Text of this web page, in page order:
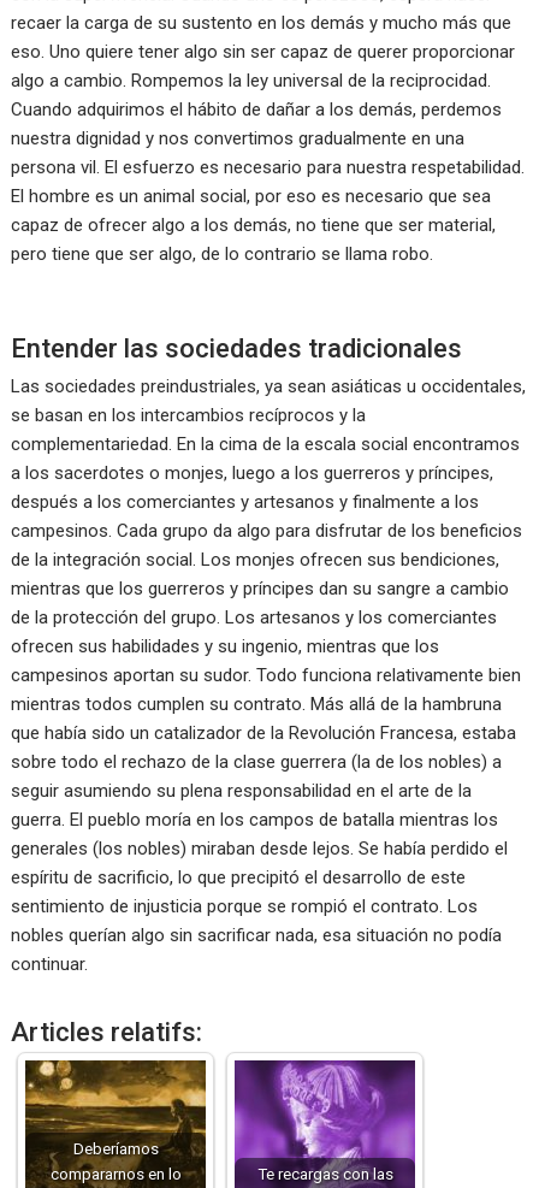
recaer la carga de su sustento en los demás y mucho más que
eso. Uno quiere tener algo sin ser capaz de querer proporcionar
algo a cambio. Rompemos la ley universal de la reciprocidad.
Cuando adquirimos el hábito de dañar a los demás, perdemos
nuestra dignidad y nos convertimos gradualmente en una
persona vil. El esfuerzo es necesario para nuestra respetabilidad.
El hombre es un animal social, por eso es necesario que sea
capaz de ofrecer algo a los demás, no tiene que ser material,
pero tiene que ser algo, de lo contrario se llama robo.
Entender las sociedades tradicionales
Las sociedades preindustriales, ya sean asiáticas u occidentales,
se basan en los intercambios recíprocos y la
complementariedad. En la cima de la escala social encontramos
a los sacerdotes o monjes, luego a los guerreros y príncipes,
después a los comerciantes y artesanos y finalmente a los
campesinos. Cada grupo da algo para disfrutar de los beneficios
de la integración social. Los monjes ofrecen sus bendiciones,
mientras que los guerreros y príncipes dan su sangre a cambio
de la protección del grupo. Los artesanos y los comerciantes
ofrecen sus habilidades y su ingenio, mientras que los
campesinos aportan su sudor. Todo funciona relativamente bien
mientras todos cumplen su contrato. Más allá de la hambruna
que había sido un catalizador de la Revolución Francesa, estaba
sobre todo el rechazo de la clase guerrera (la de los nobles) a
seguir asumiendo su plena responsabilidad en el arte de la
guerra. El pueblo moría en los campos de batalla mientras los
generales (los nobles) miraban desde lejos. Se había perdido el
espíritu de sacrificio, lo que precipitó el desarrollo de este
sentimiento de injusticia porque se rompió el contrato. Los
nobles querían algo sin sacrificar nada, esa situación no podía
continuar.
Articles relatifs:
Deberíamos
compararnos en lo
Te recargas con las